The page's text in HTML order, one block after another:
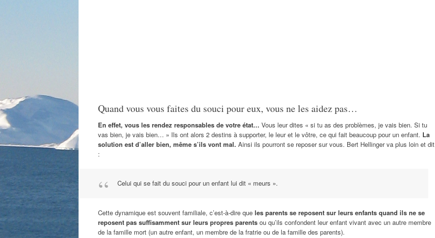
Quand vous vous faites du souci pour eux, vous ne les aidez pas…
En effet, vous les rendez responsables de votre état… Vous leur dites « si tu as des problèmes, je vais bien. Si tu
vas bien, je vais bien… » Ils ont alors 2 destins à supporter, le leur et le vôtre, ce qui fait beaucoup pour un enfant. La
solution est d’aller bien, même s’ils vont mal. Ainsi ils pourront se reposer sur vous. Bert Hellinger va plus loin et dit
:
Celui qui se fait du souci pour un enfant lui dit « meurs ».
Cette dynamique est souvent familiale, c’est-à-dire que les parents se reposent sur leurs enfants quand ils ne se
reposent pas suffisamment sur leurs propres parents ou qu’ils confondent leur enfant vivant avec un autre membre
de la famille mort (un autre enfant, un membre de la fratrie ou de la famille des parents).